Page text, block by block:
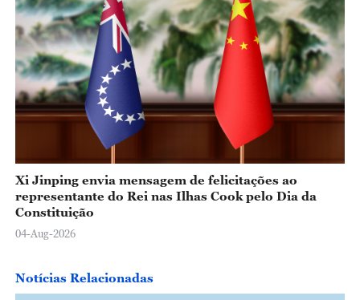
Xi Jinping envia mensagem de felicitações ao
representante do Rei nas Ilhas Cook pelo Dia da
Constituição
04-Aug-2026
Notícias Relacionadas